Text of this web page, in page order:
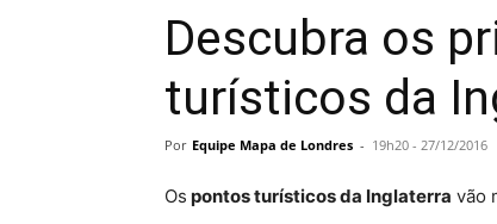
Descubra os
turísticos da
Por Equipe Mapa de Londres - 19h20 - 27/12/2016
Os pontos turísticos da Inglaterra vão